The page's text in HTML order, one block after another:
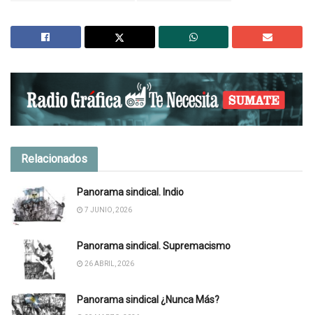
Relacionados
Panorama sindical. Indio
7 JUNIO, 2026
Panorama sindical. Supremacismo
26 ABRIL, 2026
Panorama sindical ¿Nunca Más?